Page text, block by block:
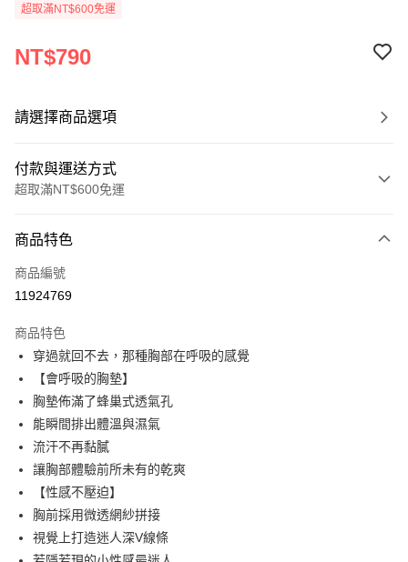
超取滿NT$600免運
NT$790
請選擇商品選項
付款與運送方式
超取滿NT$600免運
信用卡一次付款
信用卡分期付款
合作金庫商業銀行
華南商業銀行
彰化商業銀行
上海商業儲蓄銀行
國泰世華商業銀行
臺灣中小企業銀行
匯豐（台灣）商業銀行
聯邦商業銀行
元大商業銀行
玉山商業銀行
台新國際商業銀行
台灣樂天信用卡公司
6 期 0 利率 每期
華南商業銀行
上海商業儲蓄銀行
國泰世華商業銀行
臺灣中小企業銀行
匯豐（台灣）商業銀行
聯邦商業銀行
元大商業銀行
玉山商業銀行
台新國際商業銀行
台灣樂天信用卡公司
超商取貨付款
LINE Pay
Apple Pay
街口支付
悠遊付
AFTEE先享後付
商品特色
商品編號
11924769
商品特色
穿過就回不去，那種胸部在呼吸的感覺
【會呼吸的胸墊】
胸墊佈滿了蜂巢式透氣孔
能瞬間排出體溫與濕氣
流汗不再黏膩
讓胸部體驗前所未有的乾爽
【性感不壓迫】
胸前採用微透網紗拼接
視覺上打造迷人深V線條